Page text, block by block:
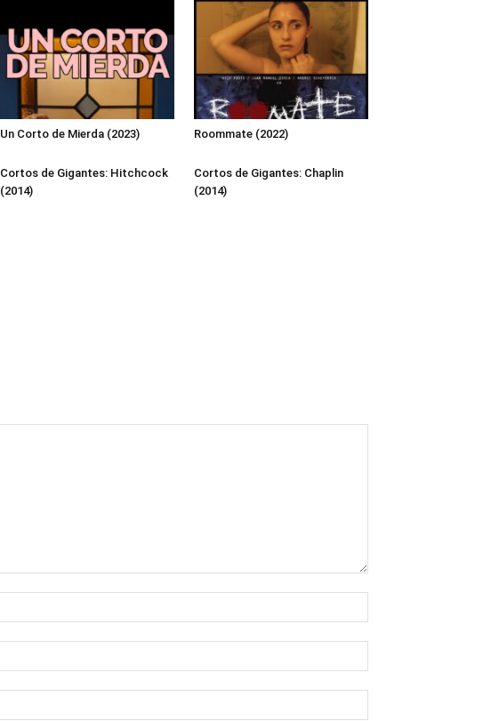
Un Corto de Mierda (2023) Roommate (2022)
Cortos de Gigantes: Hitchcock
(2014)
Cortos de Gigantes: Chaplin
(2014)